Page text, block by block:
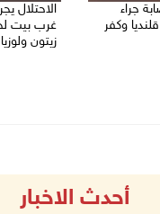
الأحمر: 16 إصابة جراء
وكفر
زيتون
أحدث الاخبار